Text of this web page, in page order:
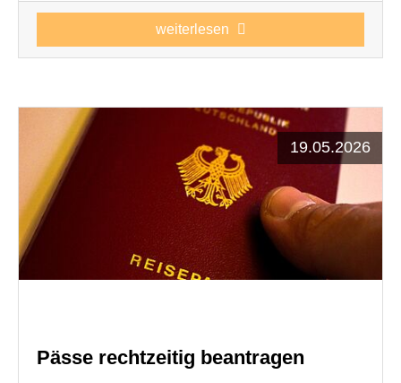
weiterlesen
19.05.2026
Pässe rechtzeitig beantragen